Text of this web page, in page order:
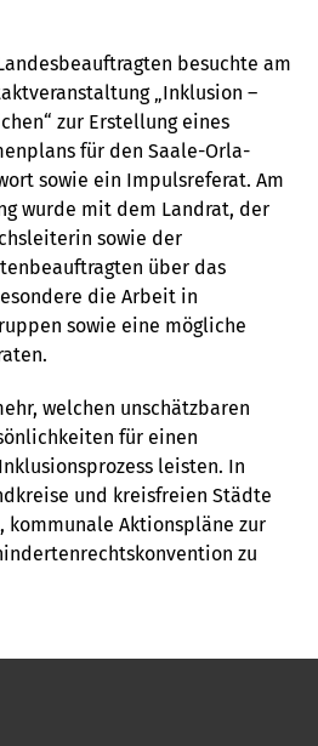
besuchte am
„Inklusion –
zur Erstellung eines
für den Saale-Orla-
sowie ein Impulsreferat. Am
wurde mit dem Landrat, der
sowie der
über das
die Arbeit in
sowie eine mögliche
welchen unschätzbaren
für einen
leisten. In
und kreisfreien Städte
Aktionspläne zur
zu